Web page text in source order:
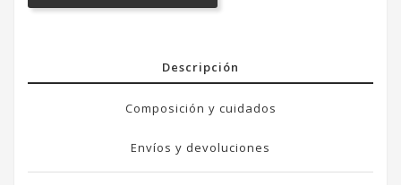
Descripción
Composición y cuidados
Envíos y devoluciones